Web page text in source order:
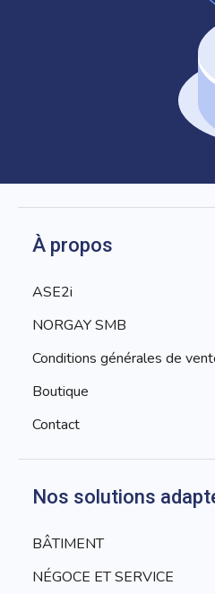
À propos
ASE2i
NORGAY SMB
Conditions générales de
Boutique
Contact
Nos solutions
BÂTIMENT
NÉGOCE ET SERVICE